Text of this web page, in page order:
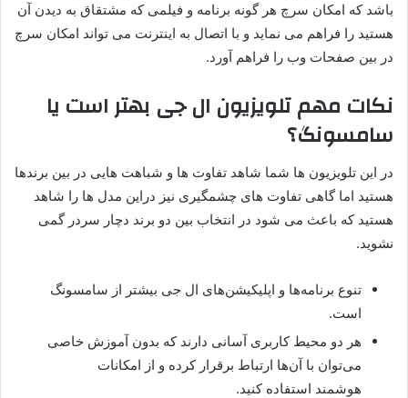
باشد که امکان سرچ هر گونه برنامه و فیلمی که مشتقاق به دیدن آن
هستید را فراهم می نماید و با اتصال به اینترنت می تواند امکان سرچ
در بین صفحات وب را فراهم آورد.
نکات مهم تلویزیون ال جی بهتر است یا
سامسونگ؟
در این تلویزیون ها شما شاهد تفاوت ها و شباهت هایی در بین برندها
هستید اما گاهی تفاوت های چشمگیری نیز دراین مدل ها را شاهد
هستید که باعث می شود در انتخاب بین دو برند دچار سردر گمی
نشوید.
تنوع برنامه‌ها و اپلیکیشن‌های ال جی بیشتر از سامسونگ
است.
هر دو محیط کاربری آسانی دارند که بدون آموزش خاصی
می‌توان با آن‌ها ارتباط برقرار کرده و از امکانات
هوشمند استفاده کنید.